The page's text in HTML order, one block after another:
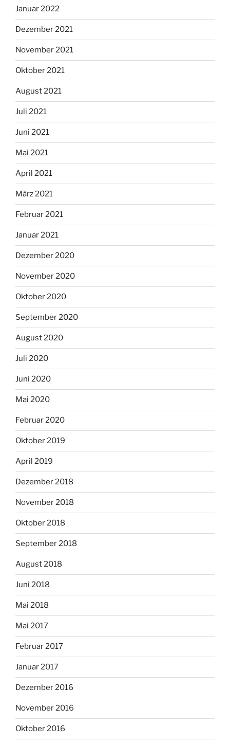
Januar 2022
Dezember 2021
November 2021
Oktober 2021
August 2021
Juli 2021
Juni 2021
Mai 2021
April 2021
März 2021
Februar 2021
Januar 2021
Dezember 2020
November 2020
Oktober 2020
September 2020
August 2020
Juli 2020
Juni 2020
Mai 2020
Februar 2020
Oktober 2019
April 2019
Dezember 2018
November 2018
Oktober 2018
September 2018
August 2018
Juni 2018
Mai 2018
Mai 2017
Februar 2017
Januar 2017
Dezember 2016
November 2016
Oktober 2016